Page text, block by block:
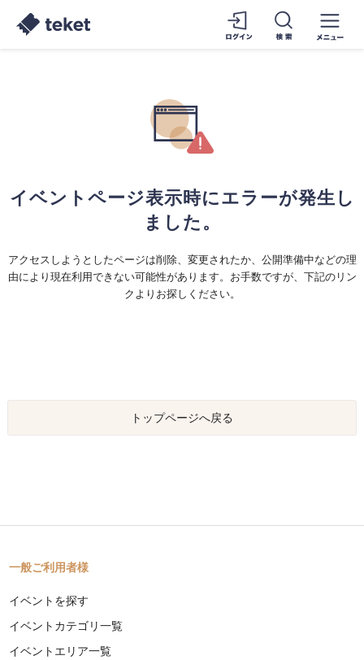
イベントページ表示時にエラーが発生し
ました。
アクセスしようとしたページは削除、変更されたか、公開準備中などの理
由により現在利用できない可能性があります。お手数ですが、下記のリン
クよりお探しください。
トップページへ戻る
一般ご利用者様
イベントを探す
イベントカテゴリ一覧
イベントエリア一覧